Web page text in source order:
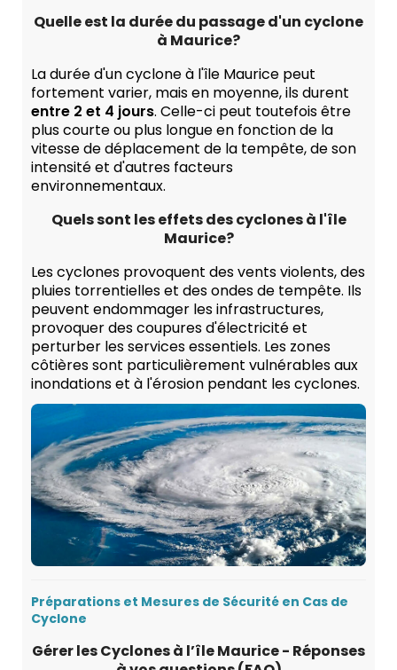
Quelle est la durée du passage d'un cyclone
à Maurice?
La durée d'un cyclone à l'île Maurice peut
fortement varier, mais en moyenne, ils durent
entre 2 et 4 jours. Celle-ci peut toutefois être
plus courte ou plus longue en fonction de la
vitesse de déplacement de la tempête, de son
intensité et d'autres facteurs
environnementaux.
Quels sont les effets des cyclones à l'île
Maurice?
Les cyclones provoquent des vents violents, des
pluies torrentielles et des ondes de tempête. Ils
peuvent endommager les infrastructures,
provoquer des coupures d'électricité et
perturber les services essentiels. Les zones
côtières sont particulièrement vulnérables aux
inondations et à l'érosion pendant les cyclones.
Préparations et Mesures de Sécurité en Cas de
Cyclone
Gérer les Cyclones à l’île Maurice - Réponses